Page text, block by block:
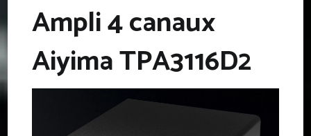
Ampli 4 canaux
Aiyima TPA3116D2